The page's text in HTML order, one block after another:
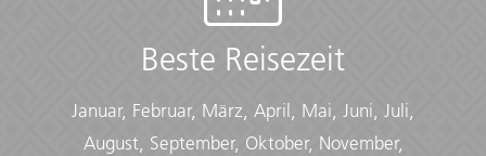
Beste Reisezeit
Januar, Februar, März, April, Mai, Juni, Juli,
August, September, Oktober, November,